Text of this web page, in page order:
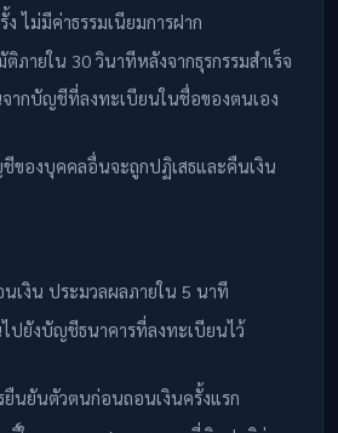
ง ไม่มีค่าธรรมเนียมการฝาก
ภายใน 30 วินาทีหลังจากธุรกรรมสำเร็จ
จากบัญชีที่ลงทะเบียนในชื่อของตนเอง
ของบุคคลอื่นจะถูกปฏิเสธและคืนเงิน
เงิน ประมวลผลภายใน 5 นาที
ปยังบัญชีธนาคารที่ลงทะเบียนไว้
ยืนยันตัวตนก่อนถอนเงินครั้งแรก